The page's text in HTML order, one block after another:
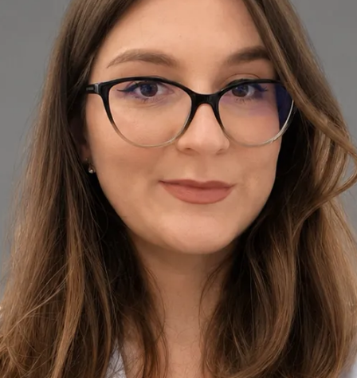
++
Înapoi la echipa din Romania Profil medic
Dr Alexandra Palaga
Pediatru
Revizuiți detaliile profilului medicului, domeniile de consultație
și opțiunile de programare înainte de a stabili o întâlnire.